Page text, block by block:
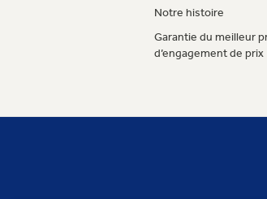
Notre histoire
Garantie du meilleur
d’engagement de prix